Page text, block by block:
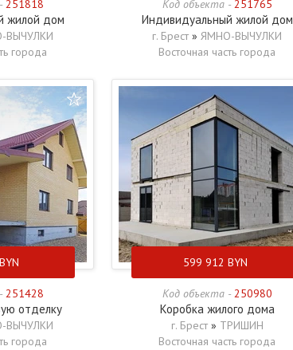
251818
жилой дом
ВЫЧУЛКИ
города
Код объекта - 251765
Индивидуальный жилой дом
г. Брест » ЯМНО-ВЫЧУЛКИ
Восточная часть города
BYN
251428
отделку
ВЫЧУЛКИ
города
599 912 BYN
Код объекта - 250980
Коробка жилого дома
г. Брест » ТРИШИН
Восточная часть города